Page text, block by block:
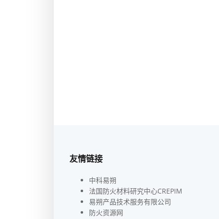
友情链接
中科易朔
法国防火材料研究中心CREPIM
易朔产品技术服务有限公司
防火资源网